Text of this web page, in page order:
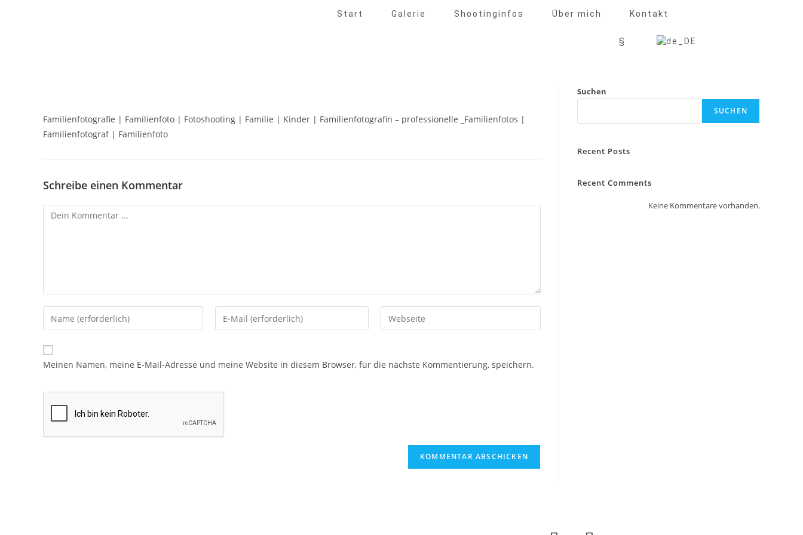
Start Galerie Shootinginfos Über mich Kontakt
§
Familienfotografie | Familienfoto | Fotoshooting | Familie | Kinder | Familienfotografin – professionelle _Familienfotos |
Familienfotograf | Familienfoto
Schreibe einen Kommentar
Meinen Namen, meine E-Mail-Adresse und meine Website in diesem Browser, für die nächste Kommentierung, speichern.
Suchen
SUCHEN
Recent Posts
Recent Comments
Keine Kommentare vorhanden.